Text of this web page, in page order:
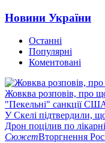
Новини України
Останні
Популярні
Коментовані
Жовква розповів, про
"Пекельні" санкції
У Скелі підтвердили,
Дрон поцілив по
СюжетВторгнення